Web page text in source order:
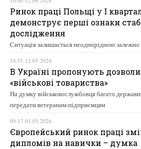
Ринок праці Польщі у І
демонструє перші ознаки
дослідження
Ситуація залишається неоднорідною залежно
18:51 12.05.2026
В Україні пропонують
«військові товариства»
На думку військовослужбовця багато
передати ветеранам-підприємцям
09:17 01.05.2026
Європейський ринок праці
дипломів на навички – думка